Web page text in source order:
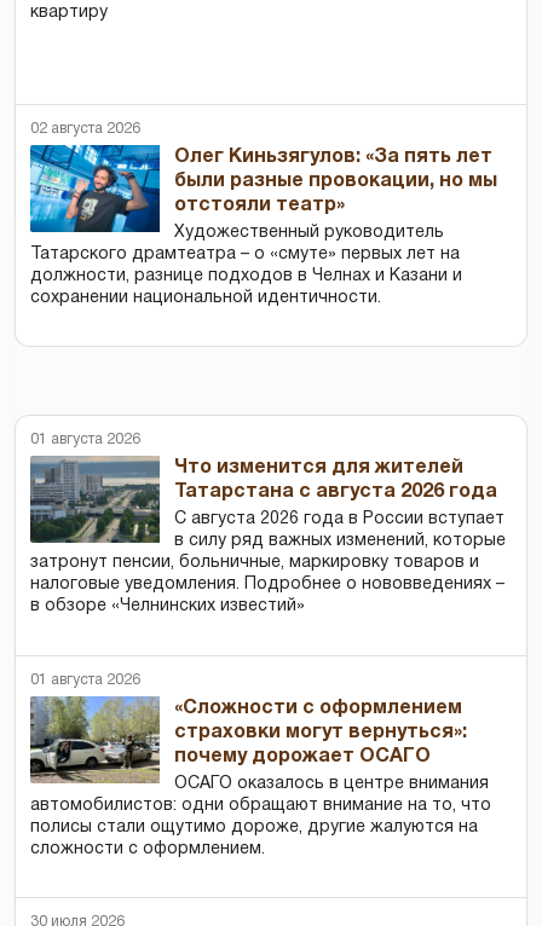
квартиру
02 августа 2026
Олег Киньзягулов: «За пять лет
были разные провокации, но мы
отстояли театр»
Художественный руководитель
Татарского драмтеатра – о «смуте» первых лет на
должности, разнице подходов в Челнах и Казани и
сохранении национальной идентичности.
01 августа 2026
Что изменится для жителей
Татарстана с августа 2026 года
С августа 2026 года в России вступает
в силу ряд важных изменений, которые
затронут пенсии, больничные, маркировку товаров и
налоговые уведомления. Подробнее о нововведениях –
в обзоре «Челнинских известий»
01 августа 2026
«Сложности с оформлением
страховки могут вернуться»:
почему дорожает ОСАГО
ОСАГО оказалось в центре внимания
автомобилистов: одни обращают внимание на то, что
полисы стали ощутимо дороже, другие жалуются на
сложности с оформлением.
30 июля 2026